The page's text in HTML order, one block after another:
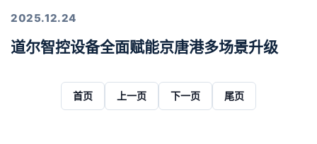
2025.12.24
道尔智控设备全面赋能京唐港多场景升级
首页 上一页 下一页 尾页